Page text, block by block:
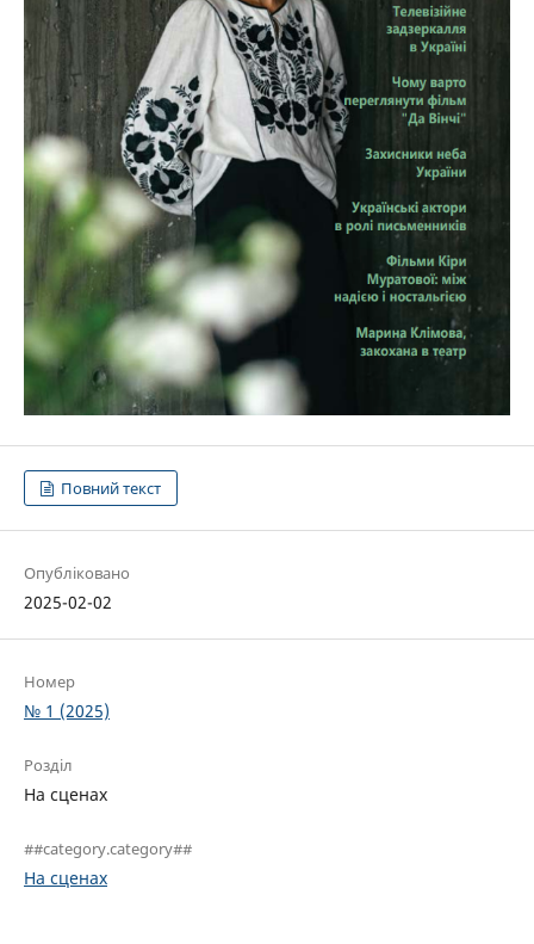
Повний текст
Опубліковано
2025-02-02
Номер
№ 1 (2025)
Розділ
На сценах
##category.category##
На сценах